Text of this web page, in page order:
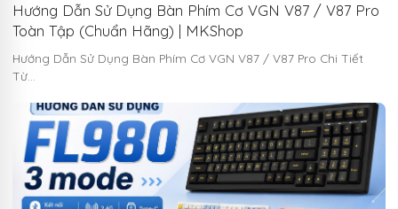
Hướng Dẫn Sử Dụng Bàn Phím Cơ VGN V87 / V87 Pro
Toàn Tập (Chuẩn Hãng) | MKShop
Hướng Dẫn Sử Dụng Bàn Phím Cơ VGN V87 / V87 Pro Chi Tiết
Từ…